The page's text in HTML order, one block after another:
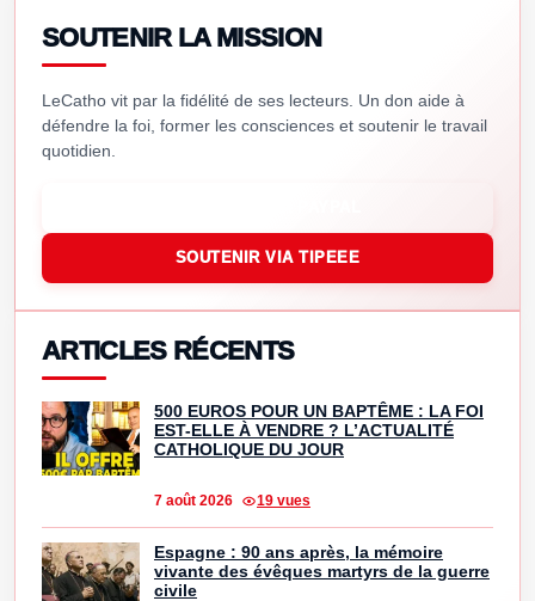
SOUTENIR LA MISSION
LeCatho vit par la fidélité de ses lecteurs. Un don aide à
défendre la foi, former les consciences et soutenir le travail
quotidien.
SOUTENIR VIA TIPEEE
ARTICLES RÉCENTS
500 EUROS POUR UN BAPTÊME : LA FOI
EST-ELLE À VENDRE ? L’ACTUALITÉ
CATHOLIQUE DU JOUR
7 août 2026 19 vues
Espagne : 90 ans après, la mémoire
vivante des évêques martyrs de la guerre
civile